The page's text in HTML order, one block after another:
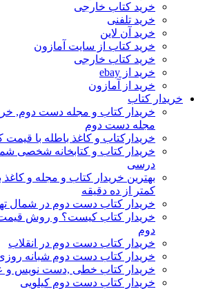
خرید کتاب خارجی
خرید تلفنی
خرید آن لاین
خرید کتاب از سایت آمازون
خرید کتاب خارجی
خرید از ebay
خرید از آمازون
خریدار کتاب
خریدار کتاب و مجله دست دوم,
مجله دست دوم
خریدارکتاب و کاغذ باطله با قیمت
خریدار کتاب و کتابخانه شخصی
درسی
بهترین خریدار کتاب و مجله و کاغذ
کمتر از ده دقیقه
خریدار کتاب دست دوم در شمال
خریدار کتاب کیست؟ و روش
دوم
خریدار کتاب دست دوم در انقلاب
خریدار کتاب دست دوم شبانه
خریدار کتاب خطی ,دست نویس و
خریدار کتاب دست دوم کیلویی